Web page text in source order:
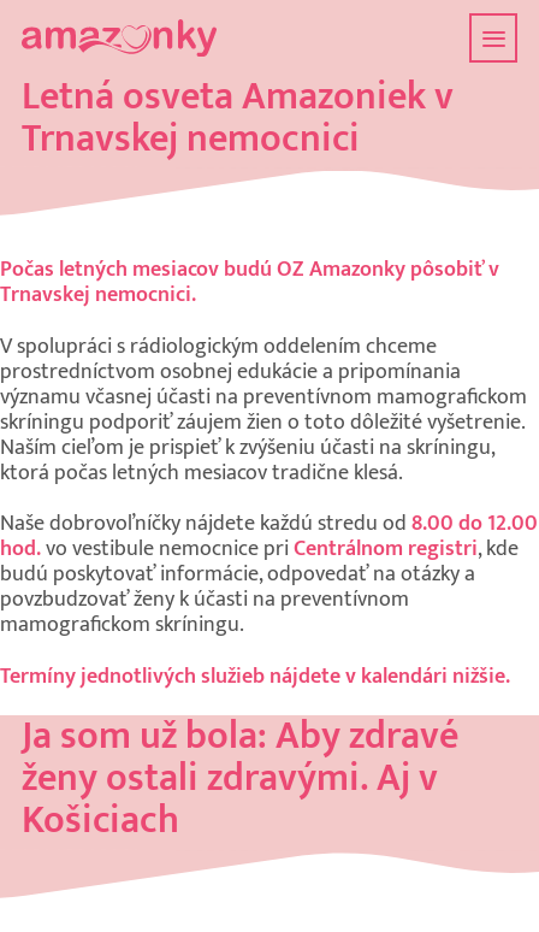
Letná osveta Amazoniek v
Trnavskej nemocnici
Počas letných mesiacov budú OZ Amazonky pôsobiť v
Trnavskej nemocnici.
V spolupráci s rádiologickým oddelením chceme
prostredníctvom osobnej edukácie a pripomínania
významu včasnej účasti na preventívnom mamografickom
skríningu podporiť záujem žien o toto dôležité vyšetrenie.
Naším cieľom je prispieť k zvýšeniu účasti na skríningu,
ktorá počas letných mesiacov tradične klesá.
Naše dobrovoľníčky nájdete každú stredu od8.00 do 12.00
hod.vo vestibule nemocnice priCentrálnom registri, kde
budú poskytovať informácie, odpovedať na otázky a
povzbudzovať ženy k účasti na preventívnom
mamografickom skríningu.
Termíny jednotlivých služieb nájdete v kalendári nižšie.
Ja som už bola: Aby zdravé
ženy ostali zdravými. Aj v
Košiciach